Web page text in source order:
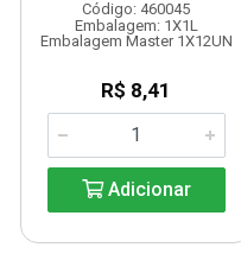
Código: 460045
Embalagem: 1X1L
Embalagem Master 1X12UN
R$ 8,41
Adicionar